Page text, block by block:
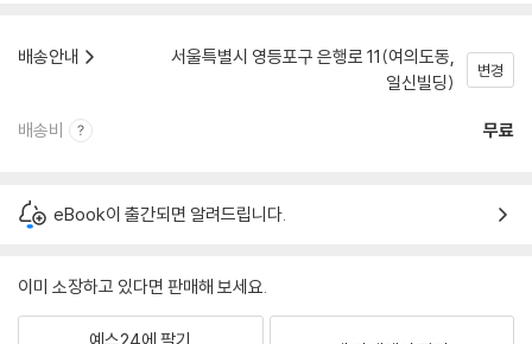
배송안내
서울특별시 영등포구 은행로 11(여의도동,
일신빌딩)
변경
배송비 무료
eBook이 출간되면 알려드립니다.
이미 소장하고 있다면 판매해 보세요.
예스24에 팔기